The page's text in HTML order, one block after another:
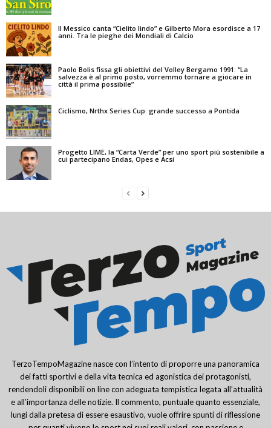
Il Messico canta “Cielito lindo” e Gilberto Mora esordisce a 17
anni. Tra le pieghe dei Mondiali di Calcio
Paolo Bolis fissa gli obiettivi del Volley Bergamo 1991: “La
salvezza è al primo posto, vorremmo tornare a giocare in
città il prima possibile”
Ciclismo, Nrthx Series Cup: grande successo a Pontida
Progetto LIME, la “Carta Verde” per uno sport più sostenibile a
cui partecipano Endas, Opes e Acsi
TerzoTempoMagazine nasce con l’intento di proporre una panoramica
dei fatti sportivi e della vita tecnica ed agonistica dei protagonisti,
rendendoli disponibili on line con adeguata tempistica legata all’attualità
e all’importanza delle notizie. Il commento, puntuale quanto essenziale,
lungi dalla pretesa di essere esaustivo, vuole offrire spunti di riflessione